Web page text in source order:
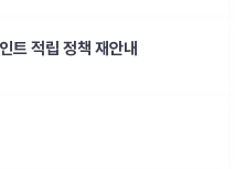
트 적립 정책 재안내